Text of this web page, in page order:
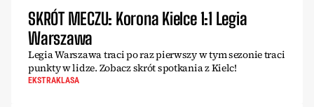
SKRÓT MECZU: Korona Kielce 1:1 Legia
Warszawa
Legia Warszawa traci po raz pierwszy w tym sezonie traci
punkty w lidze. Zobacz skrót spotkania z Kielc!
EKSTRAKLASA